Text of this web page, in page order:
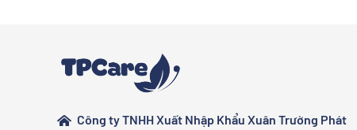
Công ty TNHH Xuất Nhập Khẩu Xuân Trường Phát